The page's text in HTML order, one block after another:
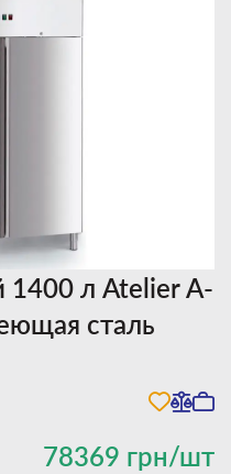
л Atelier А-
сталь
78369 грн/шт